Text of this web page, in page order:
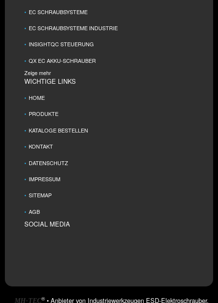
EC SCHRAUBSYSTEME
EC SCHRAUBSYSTEME INDUSTRIE
INSIGHTQC STEUERUNG
QX EC AKKU-SCHRAUBER
Zeige mehr
WICHTIGE LINKS
HOME
PRODUKTE
KATALOGE BESTELLEN
KONTAKT
DATENSCHUTZ
IMPRESSUM
SITEMAP
AGB
SOCIAL MEDIA
MH-TEC®• Anbieter von Industriewerkzeugen ESD-Elektroschrauber,